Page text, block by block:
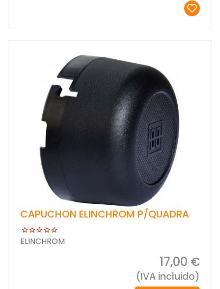
CAPUCHON ELINCHROM P/QUADRA
ELINCHROM
17,00 €
(IVA incluido)